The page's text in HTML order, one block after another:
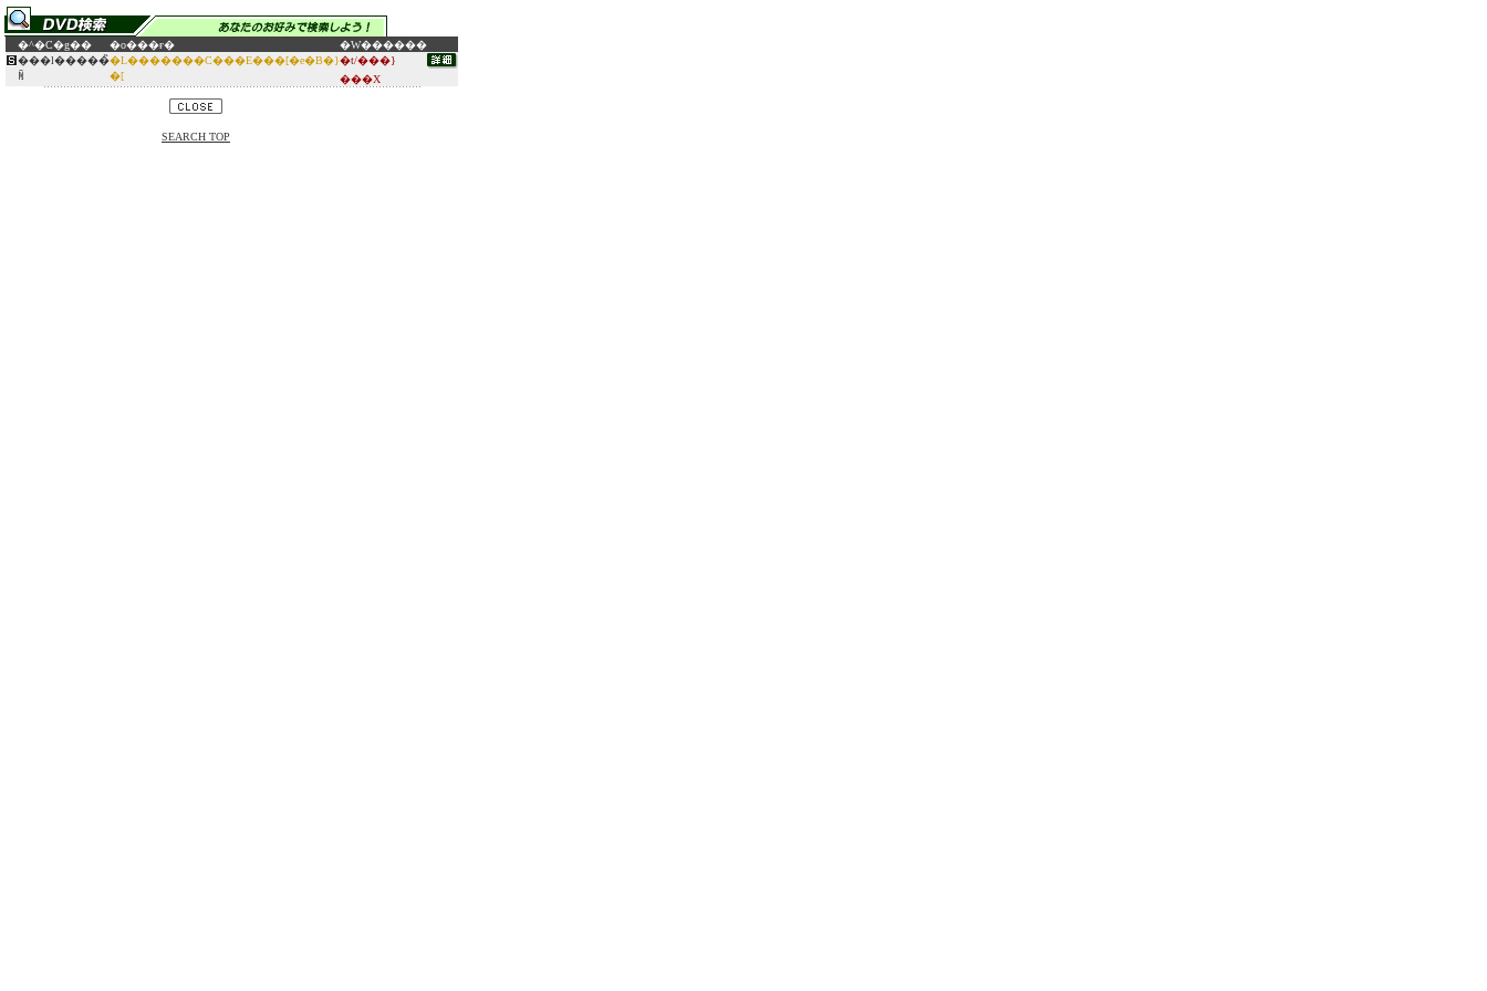
�^�C�g�� �o���ғ�
�W������
���l�����̏
ꏊ
�L�������C���E���[�e�B�}
�[
�t/���}
���X
SEARCH TOP